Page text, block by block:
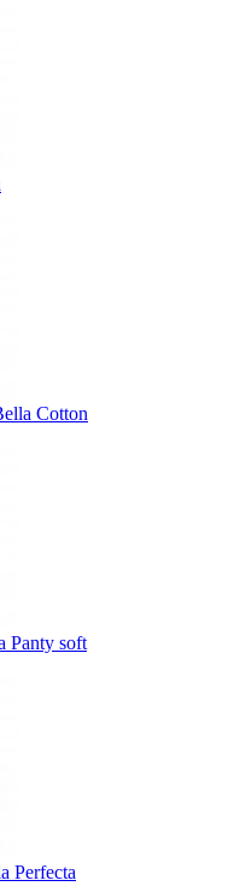
Cotton
Panty soft
Perfecta